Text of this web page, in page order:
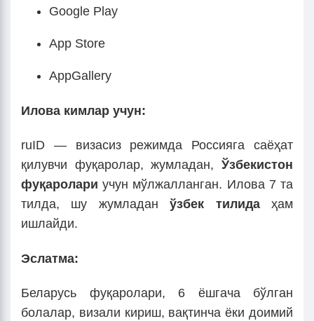
Google Play
App Store
AppGallery
Илова кимлар учун:
ruID — визасиз режимда Россияга саёҳат
қилувчи фуқаролар, жумладан, Ўзбекистон
фуқаролари учун мўлжалланган. Илова 7 та
тилда, шу жумладанўзбек тилидаҳам
ишлайди.
Эслатма:
Беларусь фуқаролари, 6 ёшгача бўлган
болалар, визали кириш, вақтинча ёки доимий